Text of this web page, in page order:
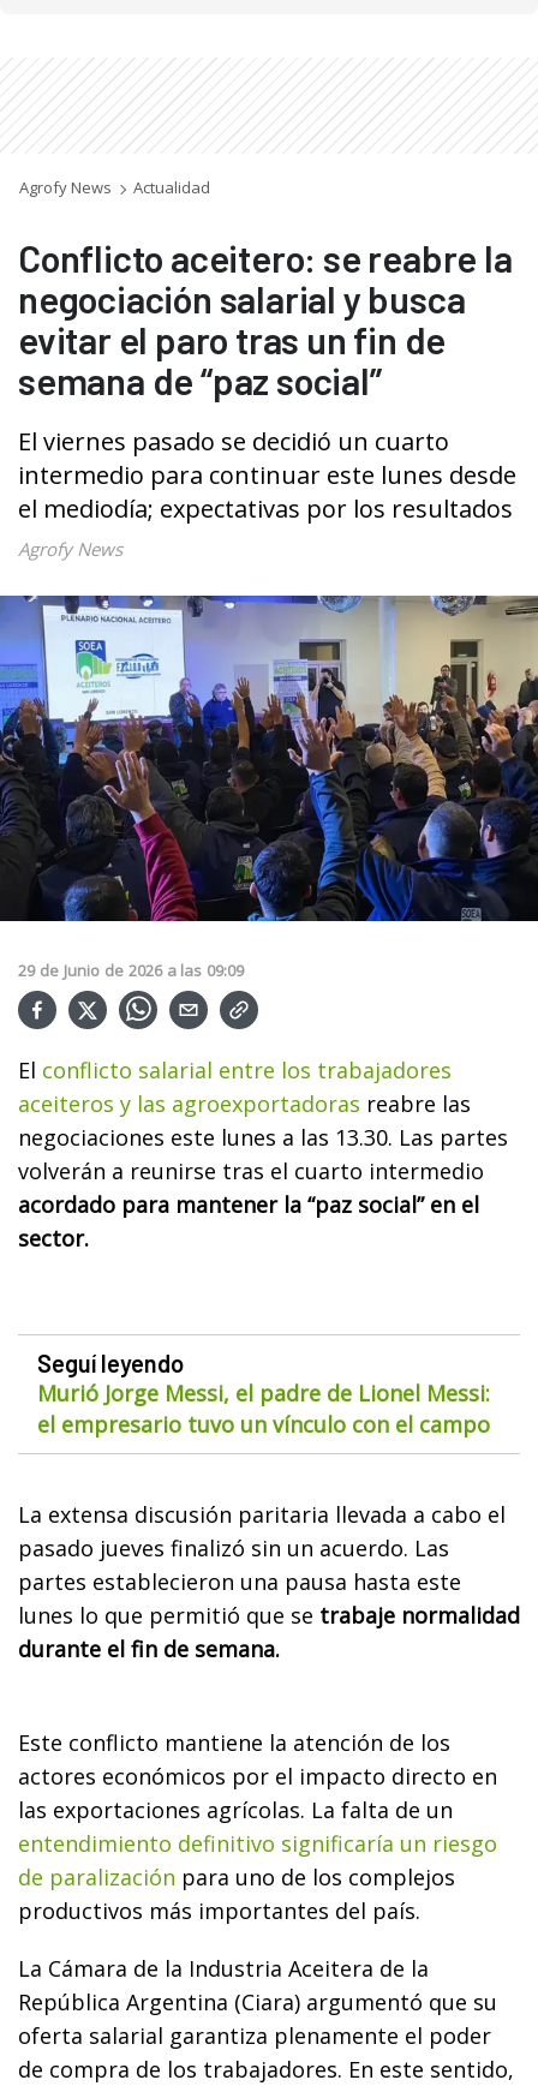
Agrofy News Actualidad
Conflicto aceitero: se reabre la
negociación salarial y busca
evitar el paro tras un fin de
semana de “paz social”
El viernes pasado se decidió un cuarto
intermedio para continuar este lunes desde
el mediodía; expectativas por los resultados
Agrofy News
29 de Junio de 2026 a las 09:09
El conflicto salarial entre los trabajadores
aceiteros y las agroexportadoras reabre las
negociaciones este lunes a las 13.30. Las partes
volverán a reunirse tras el cuarto intermedio
acordado para mantener la “paz social” en el
sector.
Seguí leyendo
Murió Jorge Messi, el padre de Lionel Messi:
el empresario tuvo un vínculo con el campo
La extensa discusión paritaria llevada a cabo el
pasado jueves finalizó sin un acuerdo. Las
partes establecieron una pausa hasta este
lunes lo que permitió que se trabaje normalidad
durante el fin de semana.
Este conflicto mantiene la atención de los
actores económicos por el impacto directo en
las exportaciones agrícolas. La falta de un
entendimiento definitivo significaría un riesgo
de paralización para uno de los complejos
productivos más importantes del país.
La Cámara de la Industria Aceitera de la
República Argentina (Ciara) argumentó que su
oferta salarial garantiza plenamente el poder
de compra de los trabajadores. En este sentido,